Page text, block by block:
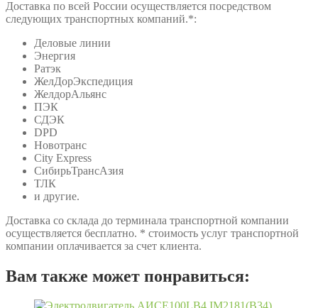
Доставка по всей России осуществляется посредством
следующих транспортных компаний.*:
Деловые линии
Энергия
Ратэк
ЖелДорЭкспедиция
ЖелдорАльянс
ПЭК
СДЭК
DPD
Новотранс
City Express
СибирьТрансАзия
ТЛК
и другие.
Доставка со склада до терминала транспортной компании
осуществляется бесплатно. * стоимость услуг транспортной
компании оплачивается за счет клиента.
Вам также может понравиться: